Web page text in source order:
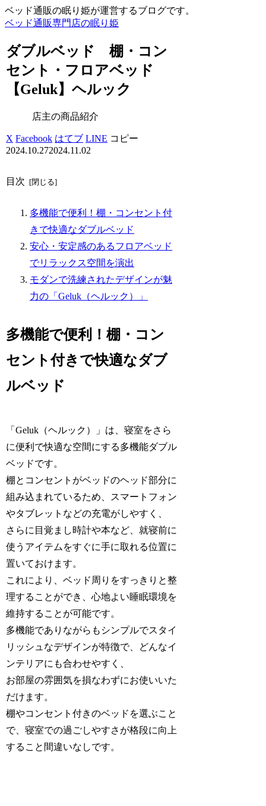
ベッド通販の眠り姫が運営するブログです。
ベッド通販専門店の眠り姫
ダブルベッド 棚・コン
セント・フロアベッド
【Geluk】ヘルック
店主の商品紹介
X Facebook はてブ LINE コピー
2024.10.272024.11.02
目次
多機能で便利！棚・コンセント付
きで快適なダブルベッド
安心・安定感のあるフロアベッド
でリラックス空間を演出
モダンで洗練されたデザインが魅
力の「Geluk（ヘルック）」
多機能で便利！棚・コン
セント付きで快適なダブ
ルベッド
「Geluk（ヘルック）」は、寝室をさら
に便利で快適な空間にする多機能ダブル
ベッドです。
棚とコンセントがベッドのヘッド部分に
組み込まれているため、スマートフォン
やタブレットなどの充電がしやすく、
さらに目覚まし時計や本など、就寝前に
使うアイテムをすぐに手に取れる位置に
置いておけます。
これにより、ベッド周りをすっきりと整
理することができ、心地よい睡眠環境を
維持することが可能です。
多機能でありながらもシンプルでスタイ
リッシュなデザインが特徴で、どんなイ
ンテリアにも合わせやすく、
お部屋の雰囲気を損なわずにお使いいた
だけます。
棚やコンセント付きのベッドを選ぶこと
で、寝室での過ごしやすさが格段に向上
すること間違いなしです。